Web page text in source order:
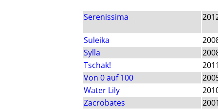
Serenissima
Suleika
Sylla
Tschak!
Von 0 auf 100
Water Lily
Zacrobates